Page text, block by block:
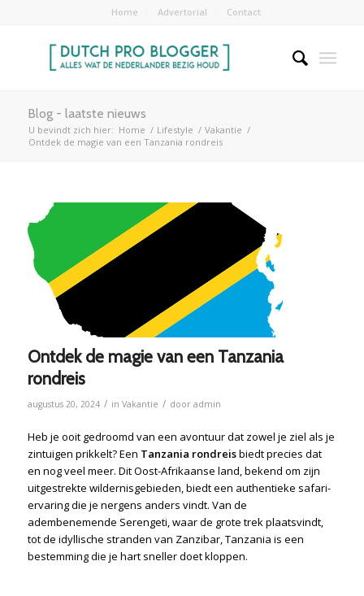
Home Advertorial Contact
Blog - laatste nieuws
U bevindt zich hier: Home / Lifestyle / Vakantie /
Ontdek de magie van een Tanzania rondreis
Ontdek de magie van een Tanzania
rondreis
augustus 20, 2024 / in Vakantie / door admin
Heb je ooit gedroomd van een avontuur dat zowel je ziel als je
zintuigen prikkelt? Een Tanzania rondreisbiedt precies dat
en nog veel meer. Dit Oost-Afrikaanse land, bekend om zijn
uitgestrekte wildernisgebieden, biedt een authentieke safari-
ervaring die je nergens anders vindt. Van de
adembenemende Serengeti, waar de grote trek plaatsvindt,
tot de idyllische stranden van Zanzibar, Tanzania is een
bestemming die je hart sneller doet kloppen.